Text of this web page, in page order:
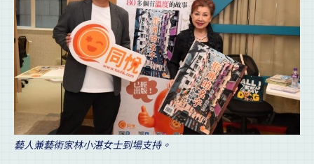
藝人兼藝術家林小湛女士到場支持。